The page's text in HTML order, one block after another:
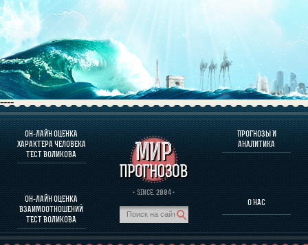
----
ОН-ЛАЙН ОЦЕНКА
ХАРАКТЕРА ЧЕЛОВЕКА
ТЕСТ ВОЛИКОВА
ОН-ЛАЙН ОЦЕНКА
ВЗАИМООТНОШЕНИЙ
ТЕСТ ВОЛИКОВА
· SINCE. 2004 ·
ПРОГНОЗЫ И
АНАЛИТИКА
О НАС
О ПРОГРАММЕ
ОЦЕНКА ХАРАКТЕРA ЧЕЛОВЕКА
ОЦЕНКА ХАРАКТЕРА ВЫДАЮЩИХСЯ ЛИЧНОСТЕЙ
О ПРОГРАММЕ
ПРОГНОЗЫ И АНАЛИТИКА